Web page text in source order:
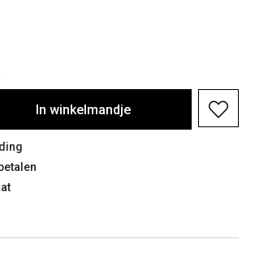
In winkelmandje